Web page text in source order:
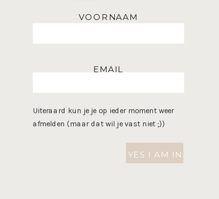
YES I AM IN
EMAIL
VOORNAAM
Uiteraard kun je je op ieder moment weer
afmelden (maar dat wil je vast niet ;))